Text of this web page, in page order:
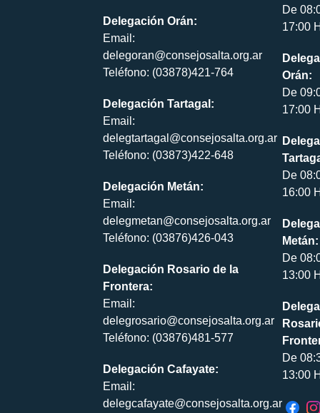
Delegación Orán:
Email:
delegoran@consejosalta.org.ar
Teléfono: (03878)421-764
Delegación Tartagal:
Email:
delegtartagal@consejosalta.org.ar
Teléfono: (03873)422-648
Delegación Metán:
Email:
delegmetan@consejosalta.org.ar
Teléfono: (03876)426-043
Delegación Rosario de la
Frontera:
Email:
delegrosario@consejosalta.org.ar
Teléfono: (03876)481-577
Delegación Cafayate:
Email:
delegcafayate@consejosalta.org.ar
De
17:00
Orán:
De
17:00
De
16:00
Metán:
De
13:00
De
13:00